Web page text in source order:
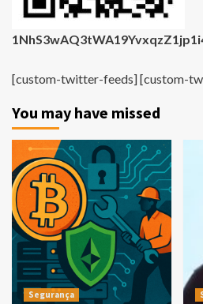
[custom-twitter-feeds] [custom-
You may have missed
Segurança